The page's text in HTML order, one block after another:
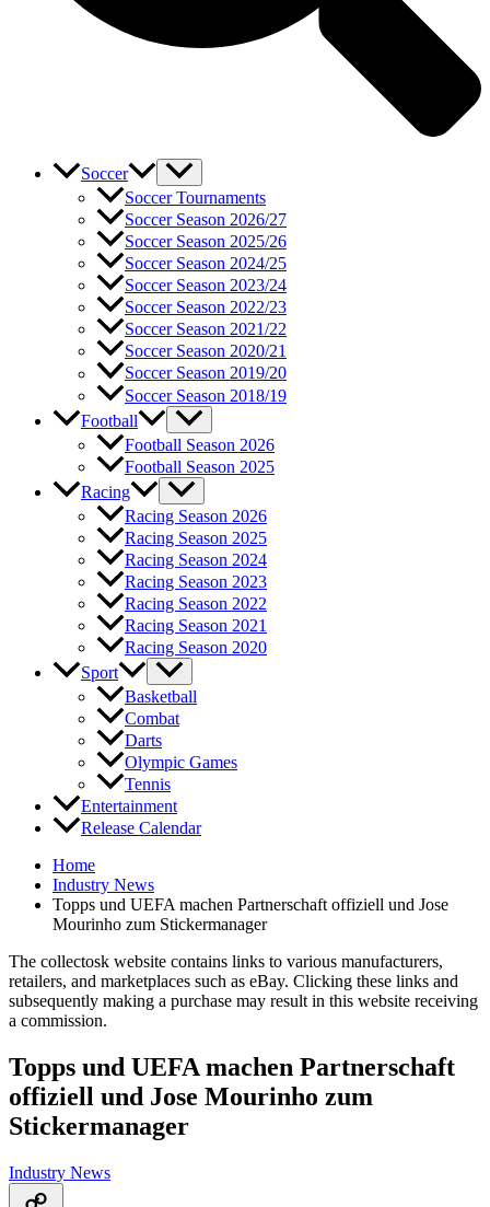
Soccer
Soccer Tournaments
Soccer Season 2026/27
Soccer Season 2025/26
Soccer Season 2024/25
Soccer Season 2023/24
Soccer Season 2022/23
Soccer Season 2021/22
Soccer Season 2020/21
Soccer Season 2019/20
Soccer Season 2018/19
Football
Football Season 2026
Football Season 2025
Racing
Racing Season 2026
Racing Season 2025
Racing Season 2024
Racing Season 2023
Racing Season 2022
Racing Season 2021
Racing Season 2020
Sport
Basketball
Combat
Darts
Olympic Games
Tennis
Entertainment
Release Calendar
Home
Industry News
Topps und UEFA machen Partnerschaft offiziell und Jose
Mourinho zum Stickermanager
The collectosk website contains links to various manufacturers,
retailers, and marketplaces such as eBay. Clicking these links and
subsequently making a purchase may result in this website receiving
a commission.
Topps und UEFA machen Partnerschaft
offiziell und Jose Mourinho zum
Stickermanager
Industry News